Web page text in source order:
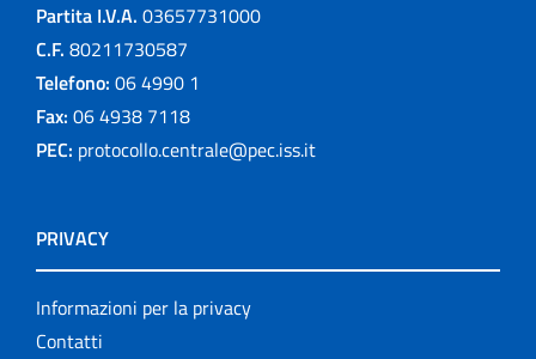
Partita I.V.A. 03657731000
C.F. 80211730587
Telefono: 06 4990 1
Fax: 06 4938 7118
PEC: protocollo.centrale@pec.iss.it
PRIVACY
Informazioni per la privacy
Contatti